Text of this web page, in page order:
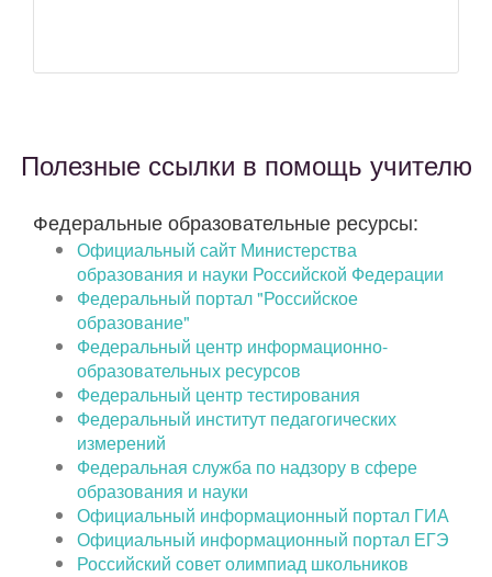
Полезные ссылки в помощь учителю
Федеральные образовательные ресурсы:
Официальный сайт Министерства
образования и науки Российской Федерации
Федеральный портал "Российское
образование"
Федеральный центр информационно-
образовательных ресурсов
Федеральный центр тестирования
Федеральный институт педагогических
измерений
Федеральная служба по надзору в сфере
образования и науки
Официальный информационный портал ГИА
Официальный информационный портал ЕГЭ
Российский совет олимпиад школьников